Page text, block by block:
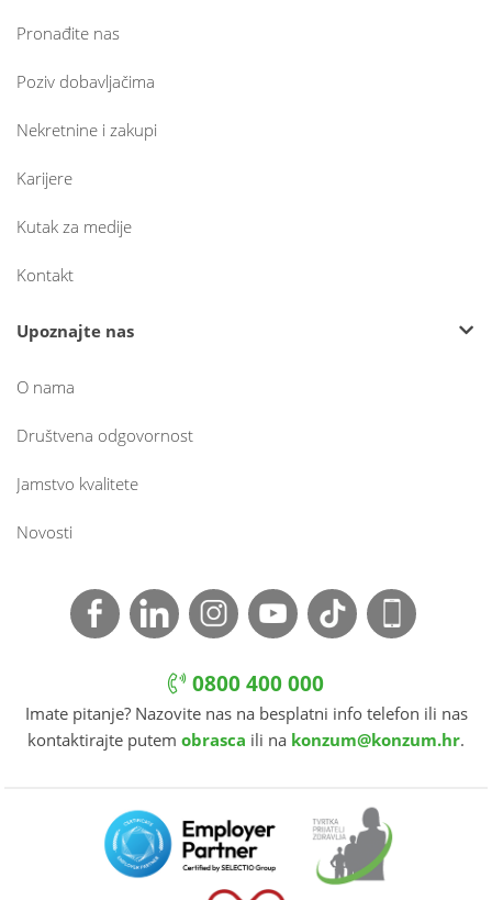
Pronađite nas
Poziv dobavljačima
Nekretnine i zakupi
Karijere
Kutak za medije
Kontakt
Upoznajte nas
O nama
Društvena odgovornost
Jamstvo kvalitete
Novosti
0800 400 000
Imate pitanje? Nazovite nas na besplatni info telefon ili nas
kontaktirajte putem obrasca ili na konzum@konzum.hr.